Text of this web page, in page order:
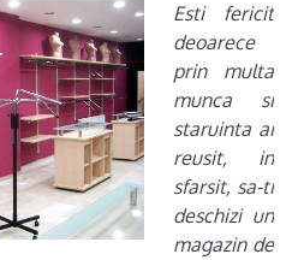
Esti fericit
deoarece
prin multa
munca si
staruinta ai
reusit, in
sfarsit, sa-ti
deschizi un
magazin de